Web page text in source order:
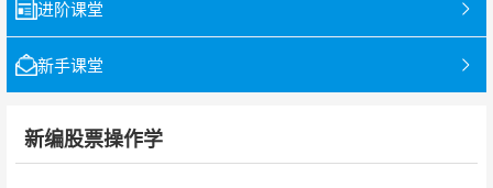
进阶课堂
新手课堂
新编股票操作学